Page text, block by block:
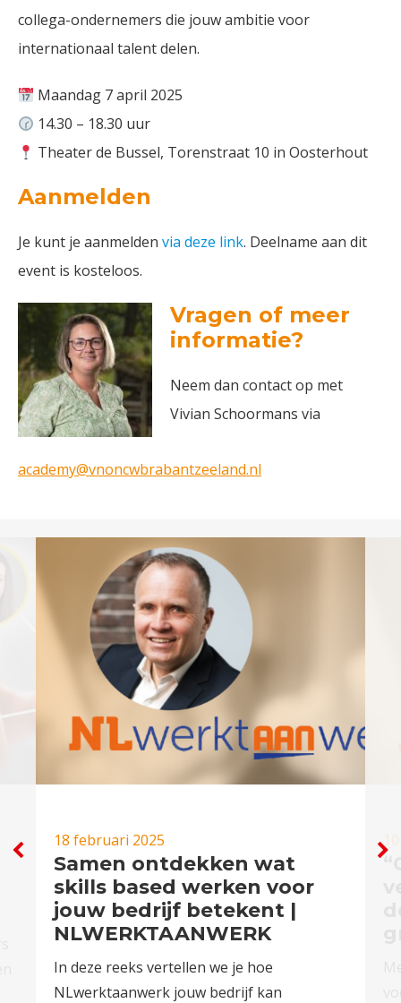
collega-ondernemers die jouw ambitie voor
internationaal talent delen.
Maandag 7 april 2025
14.30 – 18.30 uur
Theater de Bussel, Torenstraat 10 in Oosterhout
Aanmelden
Je kunt je aanmelden via deze link. Deelname aan dit
event is kosteloos.
Vragen of meer
informatie?
Neem dan contact op met
Vivian Schoormans via
academy@vnoncwbrabantzeeland.nl
18 februari 2025
Samen ontdekken wat
skills based werken voor
jouw bedrijf betekent |
NLWERKTAANWERK
In deze reeks vertellen we je hoe
NLwerktaanwerk jouw bedrijf kan